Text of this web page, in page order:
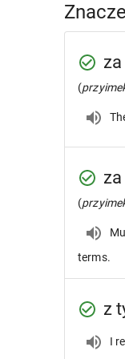
za
(
za
(
terms.
z
I